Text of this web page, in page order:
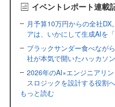
イベントレポート連載
月予算10万円からの全社
アは、いかにして生成AIを
ブラックサンダー食べなが
社が本気で開いたハッカソ
2026年のAI×エンジニアリ
スロジックを設計する役割
もっと読む